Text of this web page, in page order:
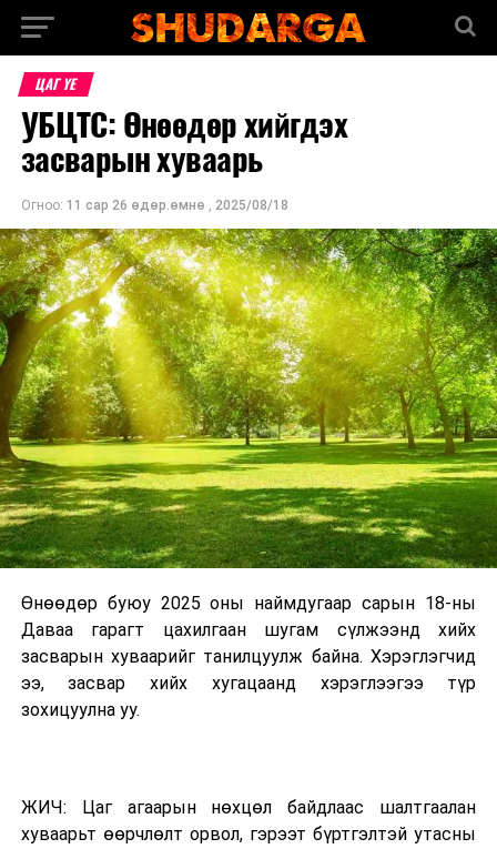
ЦАГ ҮЕ
УБЦТС: Өнөөдөр хийгдэх
засварын хуваарь
Огноо: 11 сар 26 өдөр.өмнө , 2025/08/18
Өнөөдөр буюу 2025 оны наймдугаар сарын 18-ны
Даваа гарагт цахилгаан шугам сүлжээнд хийх
засварын хуваарийг танилцуулж байна. Хэрэглэгчид
ээ, засвар хийх хугацаанд хэрэглээгээ түр
зохицуулна уу.
ЖИЧ: Цаг агаарын нөхцөл байдлаас шалтгаалан
хуваарьт өөрчлөлт орвол, гэрээт бүртгэлтэй утасны